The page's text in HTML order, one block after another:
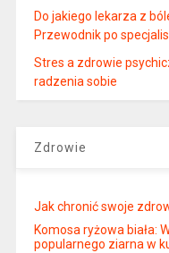
Do jakiego lekarza z
Przewodnik po
Stres a zdrowie
radzenia sobie
Zdrowie
Jak chronić swoje
Komosa ryżowa biała:
popularnego ziarna w